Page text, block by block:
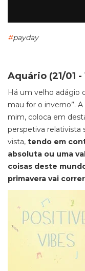
#payday
Aquário (21/01 -
Há um velho adágio
mau for o inverno”.
mim, coloca em
perspetiva relativista
vista, tendo em
absoluta ou uma
coisas deste
primavera vai